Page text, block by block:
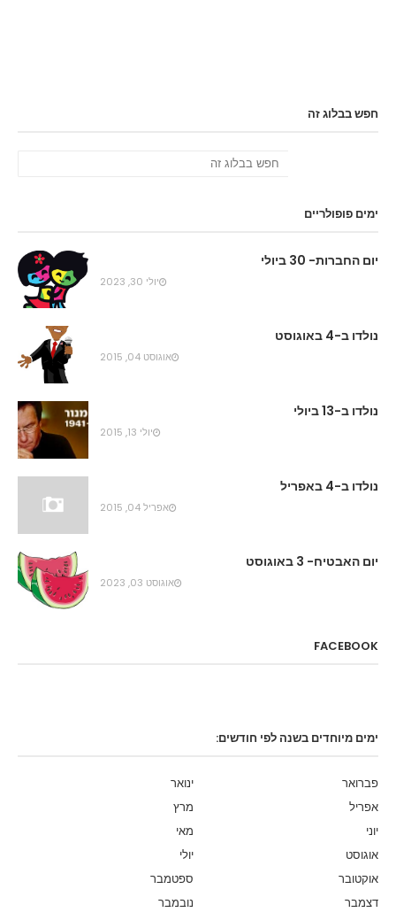
חפש בבלוג זה
ימים פופולריים
יום החברות- 30 ביולי
יולי 30, 2023
נולדו ב-4 באוגוסט
אוגוסט 04, 2015
נולדו ב-13 ביולי
יולי 13, 2015
נולדו ב-4 באפריל
אפריל 04, 2015
יום האבטיח- 3 באוגוסט
אוגוסט 03, 2023
FACEBOOK
ימים מיוחדים בשנה לפי חודשים:
ינואר
פברואר
מרץ
אפריל
מאי
יוני
יולי
אוגוסט
ספטמבר
אוקטובר
נובמבר
דצמבר